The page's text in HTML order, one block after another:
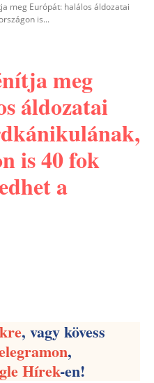
meg Európát: halálos áldozatai
is...
meg
áldozatai
is 40 fok
a
, vagy kövess
,
Hírek-en!